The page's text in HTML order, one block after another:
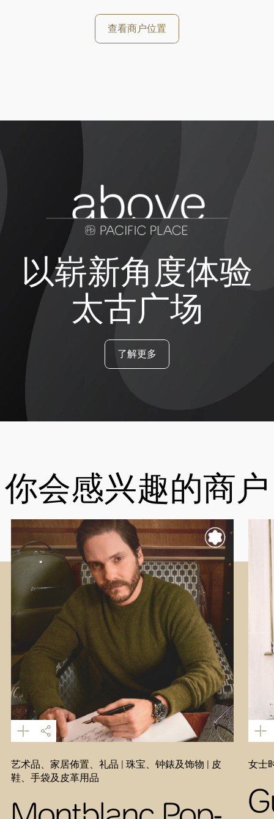
查看商户位置
以崭新角度体验
太古广场
了解更多
你会感兴趣的商户
艺术品、家居佈置、礼品 | 珠宝、钟錶及饰物 | 皮
鞋、手袋及皮革用品
女士